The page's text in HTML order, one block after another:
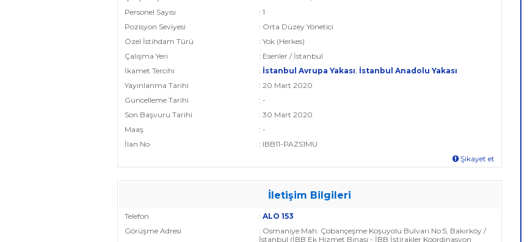
Personel Sayısı
: 1
Pozisyon Seviyesi
: Orta Düzey Yönetici
Özel İstihdam Türü
: Yok (Herkes)
Çalışma Yeri
: Esenler / İstanbul
İkamet Tercihi
: İstanbul Avrupa Yakası, İstanbul Anadolu Yakası
Yayınlanma Tarihi
: 20 Mart 2020
Güncelleme Tarihi
: -
Son Başvuru Tarihi
: 30 Mart 2020
Maaş
: -
İlan No
: IBB11-PAZS1MU
Şikayet et
İletişim Bilgileri
Telefon : ALO 153
Görüşme Adresi
: Osmaniye Mah. Çobançeşme Koşuyolu Bulvarı No:5, Bakırköy /
İstanbul (İBB Ek Hizmet Binası - İBB İştirakler Koordinasyon